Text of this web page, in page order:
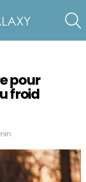
pour
froid